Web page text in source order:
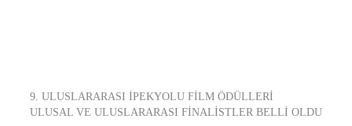
9. ULUSLARARASI İPEKYOLU FİLM ÖDÜLLERİ
ULUSAL VE ULUSLARARASI FİNALİSTLER BELLİ OLDU